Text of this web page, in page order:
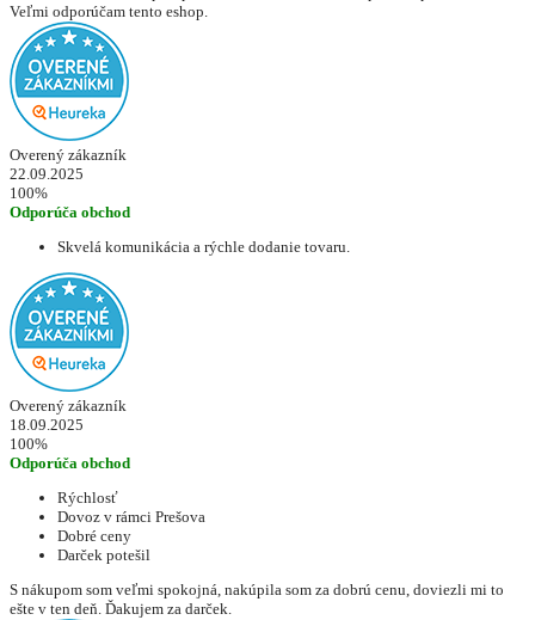
Veľmi odporúčam tento eshop.
Overený zákazník
22.09.2025
100%
Odporúča obchod
Skvelá komunikácia a rýchle dodanie tovaru.
Overený zákazník
18.09.2025
100%
Odporúča obchod
Rýchlosť
Dovoz v rámci Prešova
Dobré ceny
Darček potešil
S nákupom som veľmi spokojná, nakúpila som za dobrú cenu, doviezli mi to
ešte v ten deň. Ďakujem za darček.